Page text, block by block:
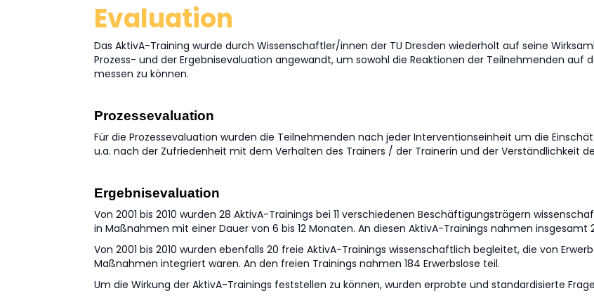
Evaluation
Das AktivA-Training wurde durch Wissenschaftler/innen der TU Dresden wiederholt auf seine
Prozess- und der Ergebnisevaluation angewandt, um sowohl die Reaktionen der Teilnehmenden auf
messen zu können.
Prozessevaluation
Für die Prozessevaluation wurden die Teilnehmenden nach jeder Interventionseinheit um die
u.a. nach der Zufriedenheit mit dem Verhalten des Trainers / der Trainerin und der Verständlichkeit
Ergebnisevaluation
Von 2001 bis 2010 wurden 28 AktivA-Trainings bei 11 verschiedenen Beschäftigungsträgern
in Maßnahmen mit einer Dauer von 6 bis 12 Monaten. An diesen AktivA-Trainings nahmen insgesamt
Von 2001 bis 2010 wurden ebenfalls 20 freie AktivA-Trainings wissenschaftlich begleitet, die von
Maßnahmen integriert waren. An den freien Trainings nahmen 184 Erwerbslose teil.
Um die Wirkung der AktivA-Trainings feststellen zu können, wurden erprobte und standardisierte